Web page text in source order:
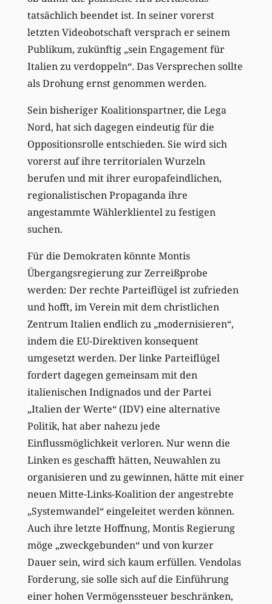
tatsächlich beendet ist. In seiner vorerst
letzten Videobotschaft versprach er seinem
Publikum, zukünftig „sein Engagement für
Italien zu verdoppeln“. Das Versprechen sollte
als Drohung ernst genommen werden.
Sein bisheriger Koalitionspartner, die Lega
Nord, hat sich dagegen eindeutig für die
Oppositionsrolle entschieden. Sie wird sich
vorerst auf ihre territorialen Wurzeln
berufen und mit ihrer europafeindlichen,
regionalistischen Propaganda ihre
angestammte Wählerklientel zu festigen
suchen.
Für die Demokraten könnte Montis
Übergangsregierung zur Zerreißprobe
werden: Der rechte Parteiflügel ist zufrieden
und hofft, im Verein mit dem christlichen
Zentrum Italien endlich zu „modernisieren“,
indem die EU-Direktiven konsequent
umgesetzt werden. Der linke Parteiflügel
fordert dagegen gemeinsam mit den
italienischen Indignados und der Partei
„Italien der Werte“ (IDV) eine alternative
Politik, hat aber nahezu jede
Einflussmöglichkeit verloren. Nur wenn die
Linken es geschafft hätten, Neuwahlen zu
organisieren und zu gewinnen, hätte mit einer
neuen Mitte-Links-Koalition der angestrebte
„Systemwandel“ eingeleitet werden können.
Auch ihre letzte Hoffnung, Montis Regierung
möge „zweckgebunden“ und von kurzer
Dauer sein, wird sich kaum erfüllen. Vendolas
Forderung, sie solle sich auf die Einführung
einer hohen Vermögenssteuer beschränken,